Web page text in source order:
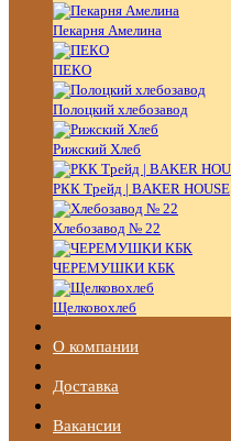
Пекарня Амелина
ПЕКО
Полоцкий хлебозавод
Рижский Хлеб
РКК Трейд | BAKER HOUSE
Хлебозавод № 22
ЧЕРЕМУШКИ КБК
Щелковохлеб
О компании
Доставка
Вакансии